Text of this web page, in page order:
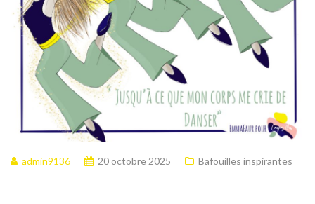
admin9136 20 octobre 2025 Bafouilles inspirantes